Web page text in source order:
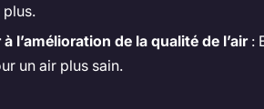
plus.
l’amélioration de la qualité de l’air:
un air plus sain.